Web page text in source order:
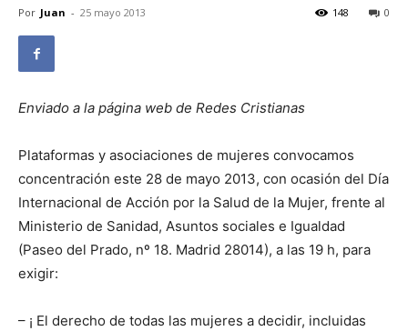
Por Juan - 25 mayo 2013 0
148
Enviado a la página web de Redes Cristianas
Plataformas y asociaciones de mujeres convocamos
concentración este 28 de mayo 2013, con ocasión del Día
Internacional de Acción por la Salud de la Mujer, frente al
Ministerio de Sanidad, Asuntos sociales e Igualdad
(Paseo del Prado, nº 18. Madrid 28014), a las 19 h, para
exigir:
– ¡ El derecho de todas las mujeres a decidir, incluidas